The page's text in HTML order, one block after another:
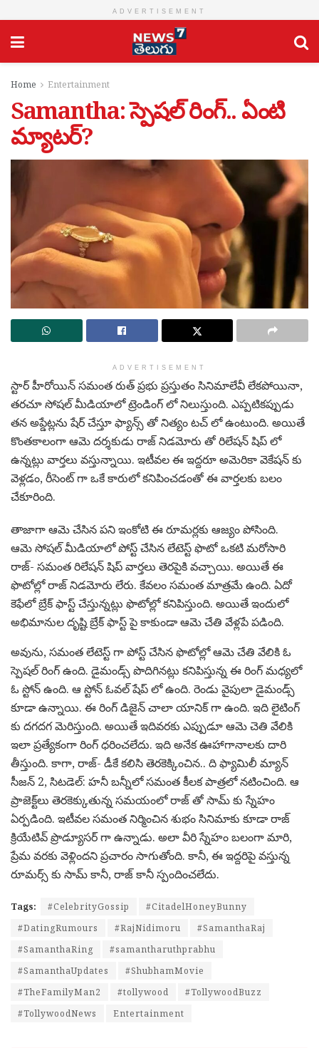
ADVERTISEMENT
Home Entertainment
Samantha: స్పెషల్ రింగ్.. ఏంటి
మ్యాటర్?
ADVERTISEMENT
స్టార్ హీరోయిన్ సమంత రుత్ ప్రభు ప్రస్తుతం సినిమాలేవీ లేకపోయినా,
తరచూ సోషల్ మీడియాలో ట్రెండింగ్ లో నిలుస్తుంది. ఎప్పటికప్పుడు
తన అప్డేట్లను షేర్ చేస్తూ ఫ్యాన్స్ తో నిత్యం టచ్ లో ఉంటుంది. అయితే
కొంతకాలంగా ఆమె దర్శకుడు రాజ్ నిడమోరు తో రిలేషన్ షిప్ లో
ఉన్నట్లు వార్తలు వస్తున్నాయి. ఇటీవల ఈ ఇద్దరూ అమెరికా వెకేషన్ కు
వెళ్లడం, రీసెంట్ గా ఒకే కారులో కనిపించడంతో ఈ వార్తలకు బలం
చేకూరింది.
తాజాగా ఆమె చేసిన పని ఇంకోటి ఈ రూమర్లకు ఆజ్యం పోసింది.
ఆమె సోషల్ మీడియాలో పోస్ట్ చేసిన లేటెస్ట్ ఫొటో ఒకటి మరోసారి
రాజ్- సమంత రిలేషన్ షిప్ వార్తలు తెరపైకి వచ్చాయి. అయితే ఈ
ఫొటోల్లో రాజ్ నిడమోరు లేరు. కేవలం సమంత మాత్రమే ఉంది. ఏదో
కెఫేలో బ్రేక్ ఫాస్ట్ చేస్తున్నట్లు ఫొటోల్లో కనిపిస్తుంది. అయితే ఇందులో
అభిమానుల దృష్టి బ్రేక్ ఫాస్ట్ పై కాకుండా ఆమె చేతి వేళ్లపే పడింది.
అవును, సమంత లేటెస్ట్ గా పోస్ట్ చేసిన ఫొటోల్లో ఆమె చేతి వేలికి ఓ
స్పెషల్ రింగ్ ఉంది. డైమండ్స్ పొదిగినట్లు కనిపిస్తున్న ఈ రింగ్ మధ్యలో
ఓ స్టోన్ ఉంది. ఆ స్టోన్ ఓవల్ షేప్ లో ఉంది. రెండు వైపులా డైమండ్స్
కూడా ఉన్నాయి. ఈ రింగ్ డిజైన్ చాలా యానిక్ గా ఉంది. ఇది లైటింగ్
కు దగదగ మెరిస్తుంది. అయితే ఇదివరకు ఎప్పుడూ ఆమె చెతి వేలికి
ఇలా ప్రత్యేకంగా రింగ్ ధరించలేదు. ఇది అనేక ఊహాగానాలకు దారి
తీస్తుంది. కాగా, రాజ్‌- డీకే కలిసి తెరకెక్కించిన.. ది ఫ్యామిలీ మ్యాన్‌
సీజన్‌ 2, సిటడెల్‌: హనీ బన్నీలో సమంత కీలక పాత్రలో నటించింది. ఆ
ప్రాజెక్ట్‌లు తెరకెక్కుతున్న సమయంలో రాజ్‌ తో సామ్ కు స్నేహం
ఏర్పడింది. ఇటీవల సమంత నిర్మించిన శుభం సినిమాకు కూడా రాజ్‌
క్రియేటివ్ ప్రొడ్యూసర్‌ గా ఉన్నాడు. అలా వీరి స్నేహం బలంగా మారి,
ప్రేమ వరకు వెళ్లిందని ప్రచారం సాగుతోంది. కానీ, ఈ ఇద్దరిపై వస్తున్న
రూమర్స్ కు సామ్ కానీ, రాజ్ కానీ స్పందించలేదు.
Tags: #CelebrityGossip
#CitadelHoneyBunny
#DatingRumours
#RajNidimoru
#SamanthaRaj
#SamanthaRing
#samantharuthprabhu
#SamanthaUpdates
#ShubhamMovie
#TheFamilyMan2
#tollywood
#TollywoodBuzz
#TollywoodNews
Entertainment